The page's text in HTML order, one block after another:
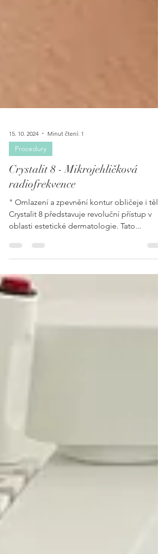
15. 10. 2024
Procedury
Crystalit 8 - Mikrojehličková
radiofrekvence
" Omlazení a zpevnění kontur obličeje i
Crystalit 8 představuje revoluční přístup v
oblasti estetické dermatologie. Tato...